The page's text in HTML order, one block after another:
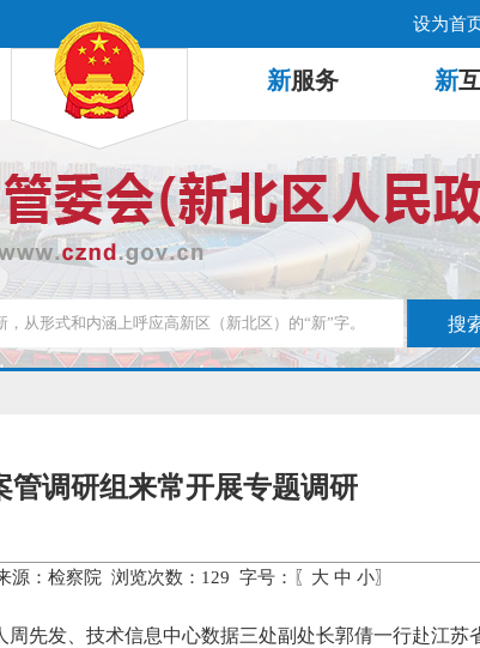
设为首
新服务 新
管调研组来常开展专题调研
源：检察院 浏览次数： 129 字号：〖 大 中 小〗
先发、技术信息中心数据三处副处长郭倩一行赴江苏